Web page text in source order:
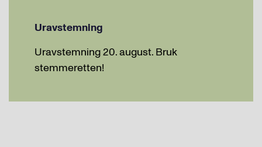
Uravstemning
Uravstemning 20. august. Bruk
stemmeretten!